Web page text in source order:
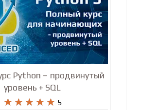
Python – продвинутый
уровень + SQL
    
     5